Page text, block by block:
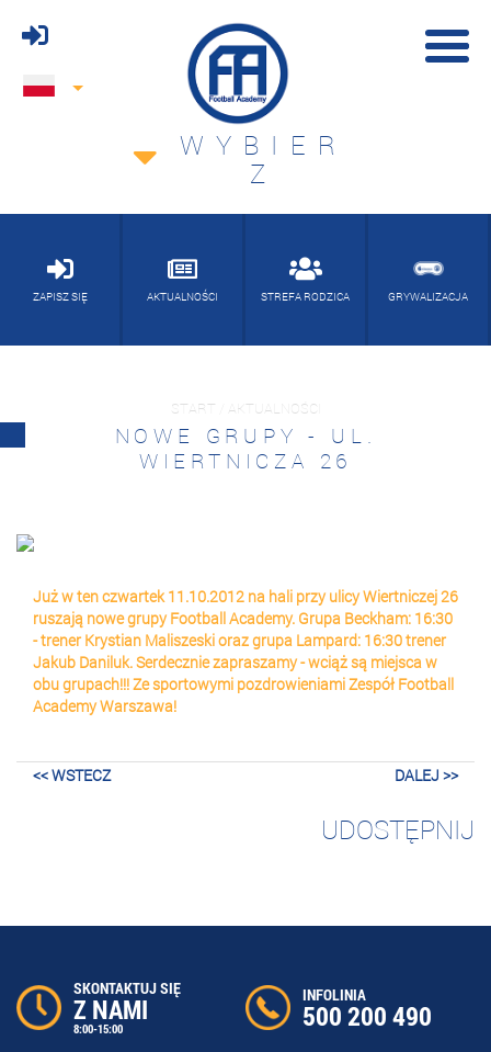
WYBIER
Z
ZAPISZ SIĘ AKTUALNOŚCI STREFA RODZICA GRYWALIZACJA
START / AKTUALNOŚCI
NOWE GRUPY - UL.
WIERTNICZA 26
Już w ten czwartek 11.10.2012 na hali przy ulicy Wiertniczej 26
ruszają nowe grupy Football Academy. Grupa Beckham: 16:30
- trener Krystian Maliszeski oraz grupa Lampard: 16:30 trener
Jakub Daniluk. Serdecznie zapraszamy - wciąż są miejsca w
obu grupach!!! Ze sportowymi pozdrowieniami Zespół Football
Academy Warszawa!
<< WSTECZ DALEJ >>
UDOSTĘPNIJ
SKONTAKTUJ SIĘ
Z NAMI
8:00-15:00
INFOLINIA
500 200 490